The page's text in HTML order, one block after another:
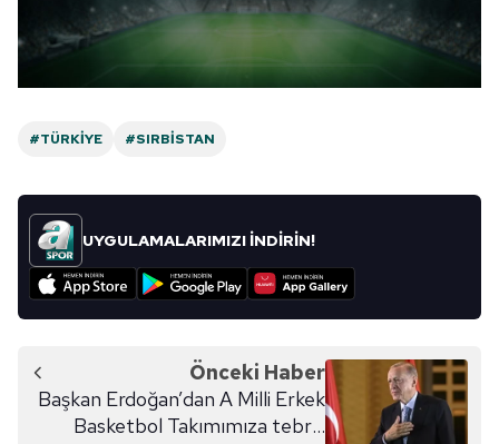
ilgili mevzuata uygun olarak kullanılan çerezlerle ilgili bilgi
almak için lütfen
tıklayınız
#TÜRKIYE #SIRBISTAN
UYGULAMALARIMIZI İNDİRİN!
Önceki Haber
Başkan Erdoğan’dan A Milli Erkek
Basketbol Takımımıza tebrik